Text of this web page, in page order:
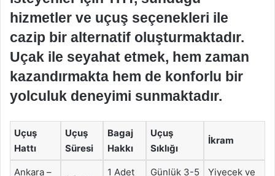
hizmetler ve uçuş seçenekleri ile
cazip bir alternatif oluşturmaktadır.
Uçak ile seyahat etmek, hem zaman
kazandırmakta hem de konforlu bir
yolculuk deneyimi sunmaktadır.
Uçuş
Hattı
Uçuş
Süresi
Bagaj
Hakkı
Uçuş
Sıklığı
İkram
Ankara –
1 Adet
Günlük 3-5
Yiyecek ve